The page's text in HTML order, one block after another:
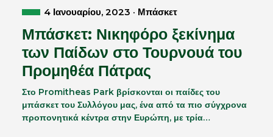
4 Ιανουαρίου, 2023 · Μπάσκετ
Μπάσκετ: Νικηφόρο ξεκίνημα
των Παίδων στο Τουρνουά του
Προμηθέα Πάτρας
Στο Promitheas Park βρίσκονται οι παίδες του
μπάσκετ του Συλλόγου μας, ένα από τα πιο σύγχρονα
προπονητικά κέντρα στην Ευρώπη, με τρία…